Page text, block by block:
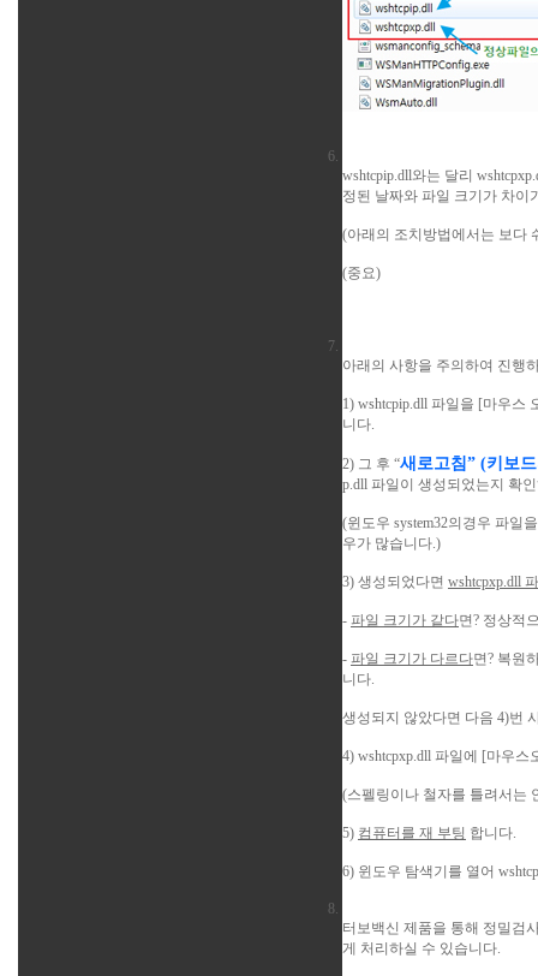
wshtcpip.dll와는 달리 wshtcpxp
정된 날짜와 파일 크기가 차이
(아래의 조치방법에서는 보다
(중요)
아래의 사항을 주의하여 진행
1) wshtcpip.dll 파일을 [마우스
니다.
2) 그 후 “새로고침” (키보
p.dll 파일이 생성되었는지 확
(윈도우 system32의경우 파일
우가 많습니다.)
3) 생성되었다면 wshtcpxp.dll
- 파일 크기가 같다면? 정상적
- 파일 크기가 다르다면? 복원
니다.
생성되지 않았다면 다음 4)번
4) wshtcpxp.dll 파일에 [마우
(스펠링이나 철자를 틀려서는
5) 컴퓨터를 재 부팅 합니다.
6) 윈도우 탐색기를 열어
터보백신 제품을 통해 정밀검
게 처리하실 수 있습니다.